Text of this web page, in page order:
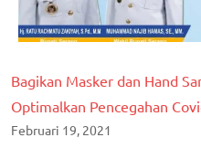
Bagikan Masker dan Hand
Optimalkan Pencegahan
Februari 19, 2021